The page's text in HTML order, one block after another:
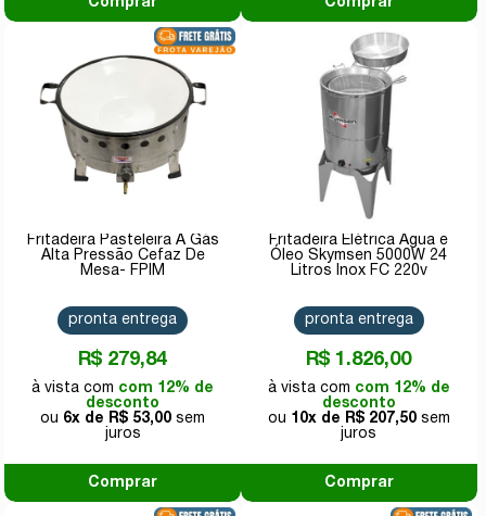
Fritadeira Pasteleira A Gás
Alta Pressão Cefaz De
Mesa- FPIM
R$ 279,84
com 12% de
desconto
6x de
R$ 53,00
pronta entrega
Comprar
Fritadeira Elétrica Água e
Óleo Skymsen 5000W 24
Litros Inox FC 220v
R$ 1.826,00
com 12% de
desconto
10x de
R$ 207,50
pronta entrega
Comprar